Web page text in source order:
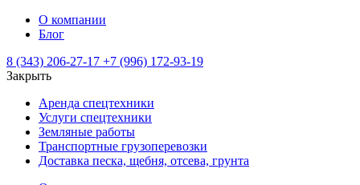
О компании
Блог
8 (343) 206-27-17 +7 (996) 172-93-19
Закрыть
Аренда спецтехники
Услуги спецтехники
Земляные работы
Транспортные грузоперевозки
Доставка песка, щебня, отсева, грунта